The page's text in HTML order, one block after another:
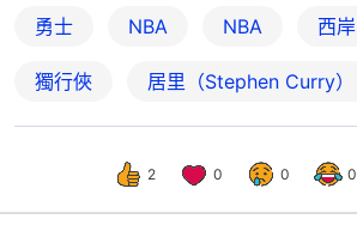
勇士 NBA NBA 西岸
獨行俠 居里（Stephen Curry）
2 0 0 0